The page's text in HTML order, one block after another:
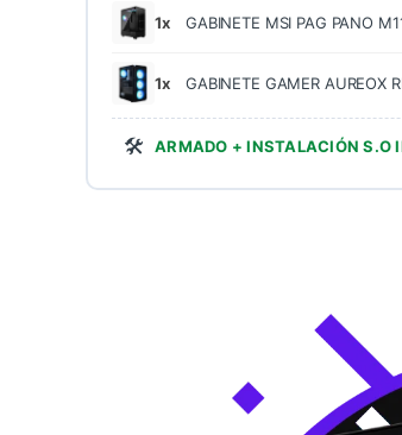
1x GABINETE MSI PAG PANO
1x GABINETE GAMER AUREOX
🛠️ ARMADO + INSTALACIÓN S.O